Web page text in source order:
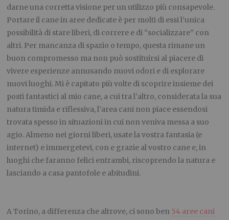
darne una corretta visione per un utilizzo più consapevole.
Portare il cane in aree dedicate è per molti di essi l’unica
possibilità di stare liberi, di correre e di “socializzare” con
altri. Per mancanza di spazio o tempo, questa rimane un
buon compromesso ma non può sostituirsi al piacere di
vivere esperienze annusando nuovi odori e di esplorare
nuovi luoghi. Mi è capitato più volte di scoprire insieme dei
posti fantastici al mio cane, a cui tra l’altro, considerata la sua
natura timida e riflessiva, l’area cani non piace essendosi
trovata spesso in situazioni in cui non veniva messa a suo
agio. Almeno nei giorni liberi, usate la vostra fantasia (e
internet) e immergetevi, con e grazie al vostro cane e, in
luoghi che faranno felici entrambi, riscoprendo la natura e
lasciando a casa pantofole e abitudini.
A Torino, a differenza che altrove, ci sono ben 54 aree cani